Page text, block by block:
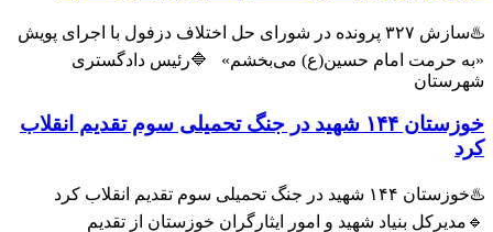
♨️سازش ۳۲۷ پرونده در شورای حل اختلاف دزفول با اجرای پویش
حرمت امام حسین(ع) می‌بخشم» 🔷️رئیس دادگستری
خوزستان ۱۴۴ شهید در جنگ تحمیلی سوم تقدیم انقلاب
♨️خوزستان ۱۴۴ شهید در جنگ تحمیلی سوم تقدیم انقلاب کرد
بنیاد شهید و امور ایثارگران خوزستان از تقدیم